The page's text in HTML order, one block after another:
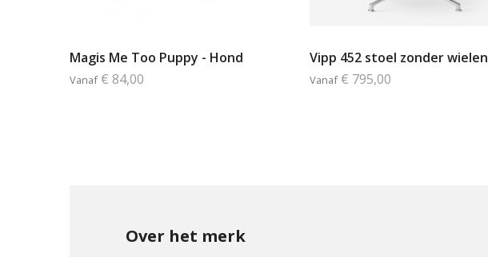
Magis Me Too Puppy - Hond
Vanaf € 84,00
Vipp 452 stoel zonder wielen
Vanaf € 795,00
Over het merk